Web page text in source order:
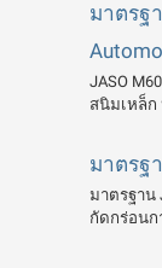
มาตรฐ
JASO
สนิมเหล็ก
มาตรฐ
มาตรฐาน
กัดกร่อนก